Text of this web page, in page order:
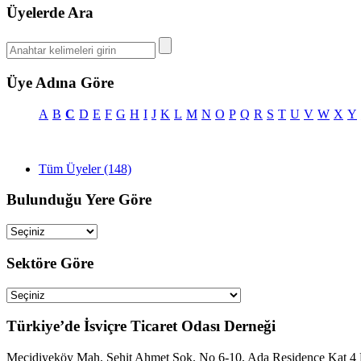
Üyelerde Ara
Üye Adına Göre
A B C D E F G H I J K L M N O P Q R S T U V W X Y
Tüm Üyeler (148)
Bulunduğu Yere Göre
Sektöre Göre
Türkiye’de İsviçre Ticaret Odası Derneği
Mecidiyeköy Mah. Şehit Ahmet Sok. No 6-10, Ada Residence Kat